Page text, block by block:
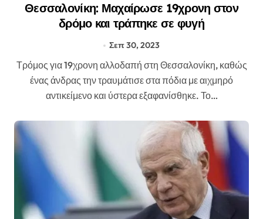
Θεσσαλονίκη: Μαχαίρωσε 19χρονη στον
δρόμο και τράπηκε σε φυγή
Σεπ 30, 2023
Τρόμος για 19χρονη αλλοδαπή στη Θεσσαλονίκη, καθώς
ένας άνδρας την τραυμάτισε στα πόδια με αιχμηρό
αντικείμενο και ύστερα εξαφανίσθηκε. Το…